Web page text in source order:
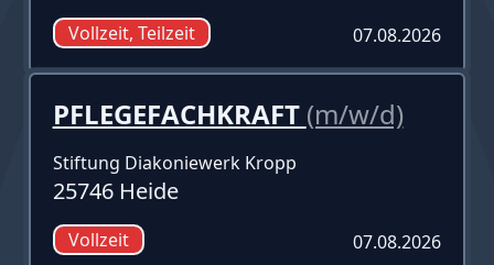
Vollzeit, Teilzeit 07.08.2026
PFLEGEFACHKRAFT (m/w/d)
Stiftung Diakoniewerk Kropp
25746 Heide
Vollzeit 07.08.2026